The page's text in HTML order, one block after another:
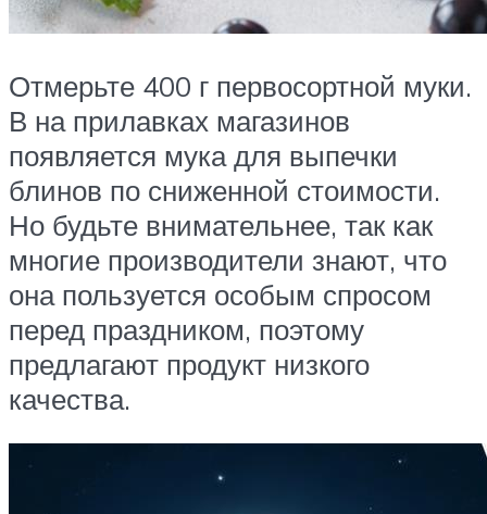
Отмерьте 400 г первосортной муки.
В на прилавках магазинов
появляется мука для выпечки
блинов по сниженной стоимости.
Но будьте внимательнее, так как
многие производители знают, что
она пользуется особым спросом
перед праздником, поэтому
предлагают продукт низкого
качества.